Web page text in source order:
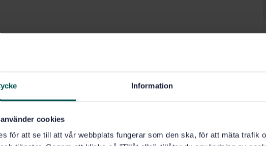
Information
cookies
för att se till att vår webbplats fungerar som den ska, för att mäta trafik